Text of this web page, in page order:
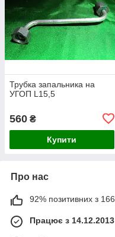
Трубка запальника на
УГОП L15,5
560 ₴
Купити
Про нас
92% позитивних з 166
Працює з 14.12.2013